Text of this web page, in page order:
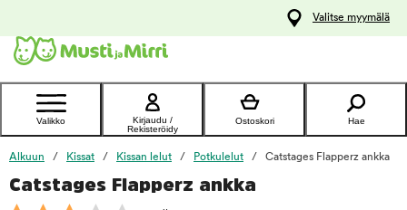
Ota yhteyttä
asiakaspalveluun
Valitse myymälä
Valikko
Kirjaudu /
Rekisteröidy
Ostoskori Hae
Alkuun Kissat Kissan lelut Potkulelut Catstages Flapperz ankka
Catstages Flapperz ankka
foo